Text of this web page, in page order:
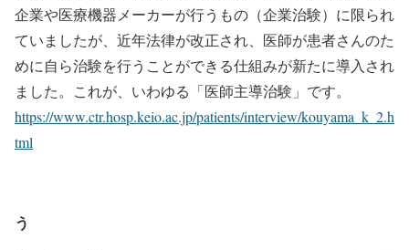
企業や医療機器メーカーが行うもの（企業治験）に限られ
ていましたが、近年法律が改正され、医師が患者さんのた
めに自ら治験を行うことができる仕組みが新たに導入され
ました。これが、いわゆる「医師主導治験」です。
https://www.ctr.hosp.keio.ac.jp/patients/interview/kouyama_k_2.h
tml
う